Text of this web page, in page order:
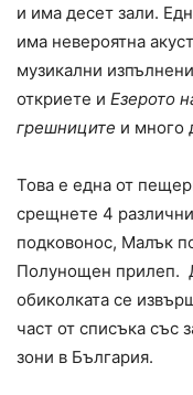
и има десет зали.
има невероятна
музикални
откриете и Езерото
грешниците и много
Това е една от
срещнете 4
подковонос, Малък
Полунощен прилеп.
обиколката се
част от списъка със
зони в България.